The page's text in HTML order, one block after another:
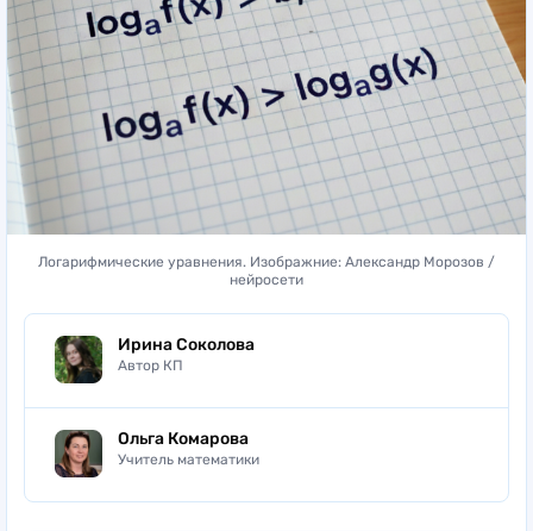
Логарифмические уравнения. Изображние: Александр Морозов /
нейросети
Ирина Соколова
Автор КП
Ольга Комарова
Учитель математики